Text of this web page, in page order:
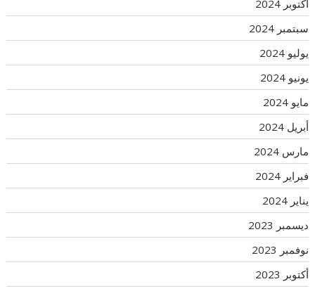
أكتوبر 2024
سبتمبر 2024
يوليو 2024
يونيو 2024
مايو 2024
أبريل 2024
مارس 2024
فبراير 2024
يناير 2024
ديسمبر 2023
نوفمبر 2023
أكتوبر 2023